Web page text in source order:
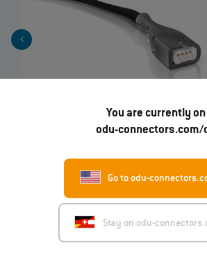
You are currently on
odu-connectors.com/
Go to odu-
Stay on odu-
4‐Leiter Messung
ODU SPRINGTAC® Flachbuchse